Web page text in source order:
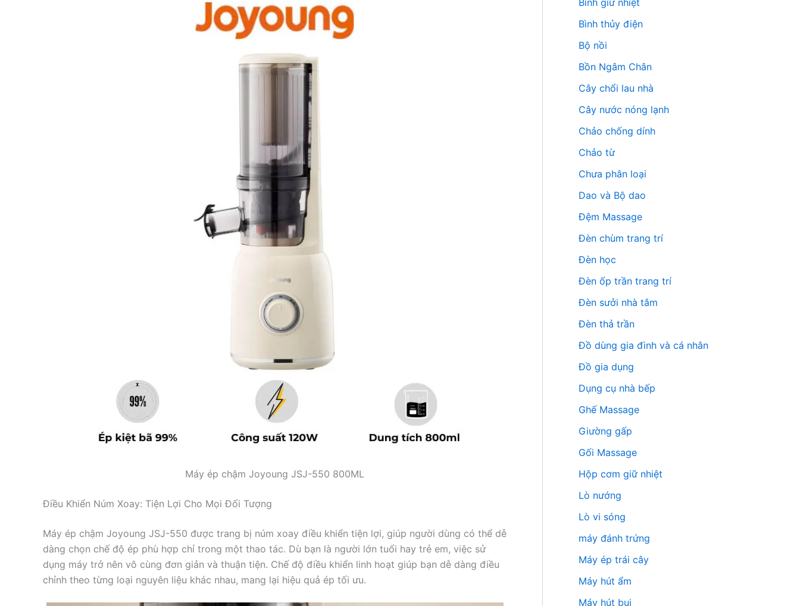
Máy ép chậm Joyoung JSJ-550 800ML
Điều Khiển Núm Xoay: Tiện Lợi Cho Mọi Đối Tượng
Máy ép chậm Joyoung JSJ-550 được trang bị núm xoay điều khiển tiện lợi, giúp người dùng có thể dễ
dàng chọn chế độ ép phù hợp chỉ trong một thao tác. Dù bạn là người lớn tuổi hay trẻ em, việc sử
dụng máy trở nên vô cùng đơn giản và thuận tiện. Chế độ điều khiển linh hoạt giúp bạn dễ dàng điều
chỉnh theo từng loại nguyên liệu khác nhau, mang lại hiệu quả ép tối ưu.
Bình giữ nhiệt
Bình thủy điện
Bộ nồi
Bồn Ngâm Chân
Cây chổi lau nhà
Cây nước nóng lạnh
Chảo chống dính
Chảo từ
Chưa phân loại
Dao và Bộ dao
Đệm Massage
Đèn chùm trang trí
Đèn học
Đèn ốp trần trang trí
Đèn sưởi nhà tắm
Đèn thả trần
Đồ dùng gia đình và cá nhân
Đồ gia dụng
Dụng cụ nhà bếp
Ghế Massage
Giường gấp
Gối Massage
Hộp cơm giữ nhiệt
Lò nướng
Lò vi sóng
máy đánh trứng
Máy ép trái cây
Máy hút ẩm
Máy hút bụi